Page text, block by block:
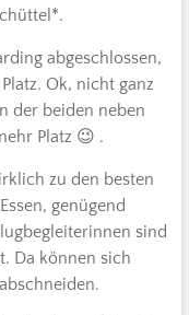
abgeschlossen,
Ok, nicht ganz
der beiden neben
Platz 😉 .
zu den besten
genügend
sind
Da können sich